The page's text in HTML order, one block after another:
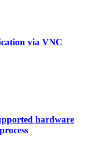
via VNC
hardware